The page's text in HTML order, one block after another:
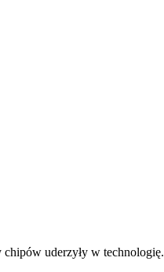
chipów uderzyły w technologię.